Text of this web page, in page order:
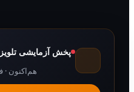
پخش آزمایشی تلویزیون
هم‌اکنون · فیلم و سریال